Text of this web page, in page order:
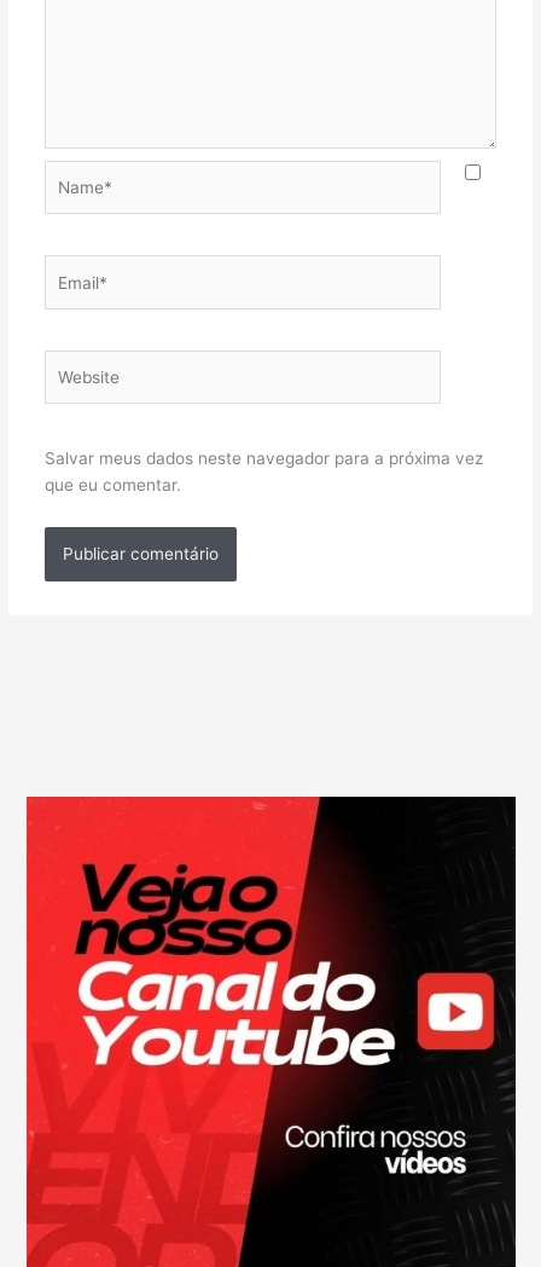
Salvar meus dados neste navegador para a próxima vez
que eu comentar.